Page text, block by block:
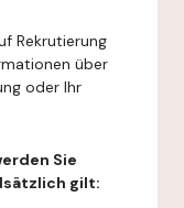
Rekrutierung
über
oder Ihr
Sie
gilt: